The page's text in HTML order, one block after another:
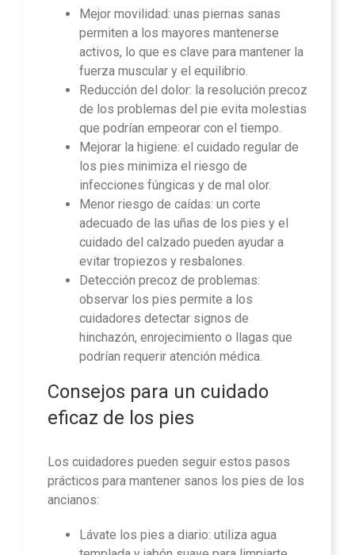
Mejor movilidad: unas piernas sanas
permiten a los mayores mantenerse
activos, lo que es clave para mantener la
fuerza muscular y el equilibrio.
Reducción del dolor: la resolución precoz
de los problemas del pie evita molestias
que podrían empeorar con el tiempo.
Mejorar la higiene: el cuidado regular de
los pies minimiza el riesgo de
infecciones fúngicas y de mal olor.
Menor riesgo de caídas: un corte
adecuado de las uñas de los pies y el
cuidado del calzado pueden ayudar a
evitar tropiezos y resbalones.
Detección precoz de problemas:
observar los pies permite a los
cuidadores detectar signos de
hinchazón, enrojecimiento o llagas que
podrían requerir atención médica.
Consejos para un cuidado
eficaz de los pies
Los cuidadores pueden seguir estos pasos
prácticos para mantener sanos los pies de los
ancianos:
Lávate los pies a diario: utiliza agua